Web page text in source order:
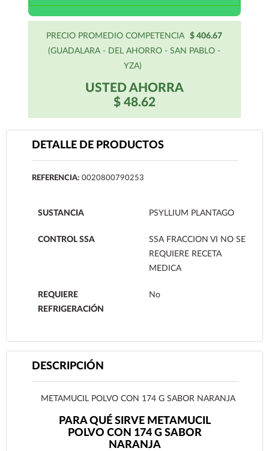
PRECIO PROMEDIO COMPETENCIA
$ 406.67
(GUADALARA - DEL AHORRO - SAN PABLO -
YZA)
USTED AHORRA
$ 48.62
DETALLE DE PRODUCTOS
REFERENCIA: 0020800790253
SUSTANCIA PSYLLIUM PLANTAGO
CONTROL SSA
SSA FRACCION VI NO SE
REQUIERE RECETA
MEDICA
REQUIERE
REFRIGERACIÓN
No
DESCRIPCIÓN
METAMUCIL POLVO CON 174 G SABOR NARANJA
PARA QUÉ SIRVE METAMUCIL
POLVO CON 174 G SABOR
NARANJA